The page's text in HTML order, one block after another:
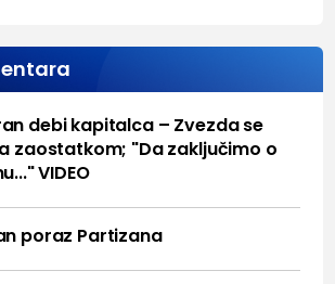
debi kapitalca – Zvezda se
zaostatkom; "Da zaključimo o
VIDEO
poraz Partizana